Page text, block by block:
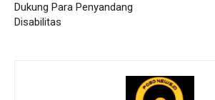
Dukung Para Penyandang
Disabilitas